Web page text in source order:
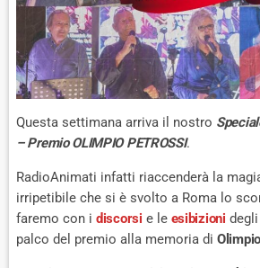
Questa settimana arriva il nostro
– Premio OLIMPIO PETROSSI.
RadioAnimati infatti riaccenderà la
irripetibile che si è svolto a Roma lo
faremo con i discorsi e le esibizioni
palco del premio alla memoria di